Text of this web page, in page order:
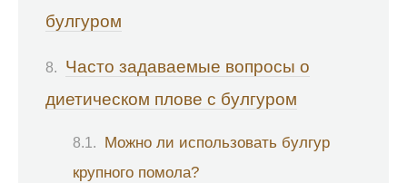
булгуром
Часто задаваемые вопросы о
диетическом плове с булгуром
Можно ли использовать булгур
крупного помола?